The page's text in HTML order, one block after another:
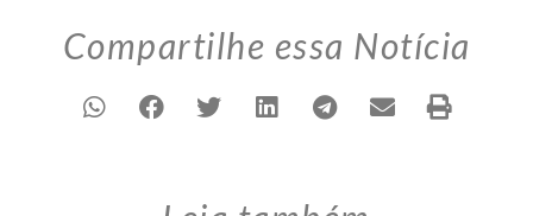
Compartilhe essa Notícia